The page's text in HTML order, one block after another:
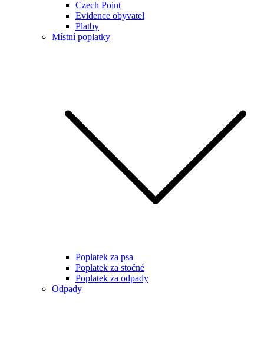
Czech Point
Evidence obyvatel
Platby
Místní poplatky
Poplatek za psa
Poplatek za stočné
Poplatek za odpady
Odpady